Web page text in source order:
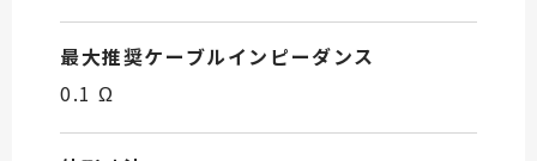
最大推奨ケーブルインピーダンス
0.1 Ω